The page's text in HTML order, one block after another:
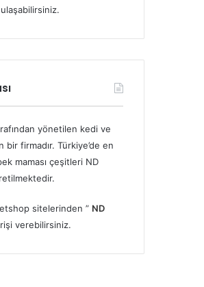
yönetilen kedi ve
bir firmadır. Türkiye’de en
maması çeşitleri ND
sitelerinden ” ND
verebilirsiniz.